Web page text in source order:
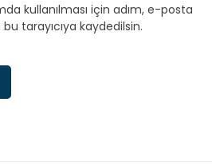
kullanılması için adım, e-posta
tarayıcıya kaydedilsin.